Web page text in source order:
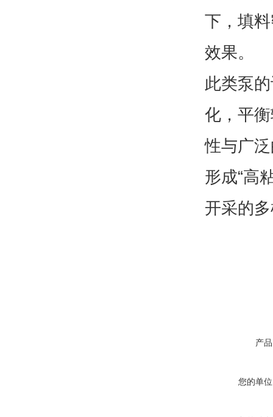
下，填
效果。
此类泵
化，平
性与广
形成“高
开采的
产
您的单